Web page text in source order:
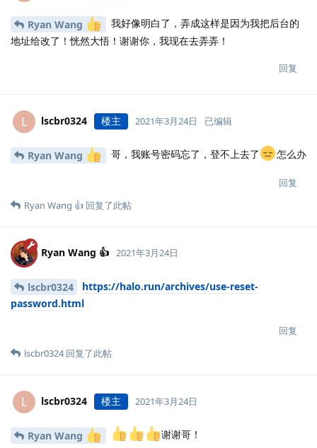
Ryan Wang
我好像明白了，弄成这样是因为我把后台的
地址给改了！恍然大悟！谢谢你，我现在去弄弄！
回复
L lscbr0324 楼主 2021年3月24日 已编辑
Ryan Wang 哥，我账号密码忘了，登不上去了 怎么办
回复
Ryan Wang 👍 回复了此帖
Ryan Wang 👍 2021年3月24日
lscbr0324
https://halo.run/archives/use-reset-
password.html
回复
lscbr0324回复了此帖
L lscbr0324 楼主 2021年3月24日
Ryan Wang 谢谢哥！